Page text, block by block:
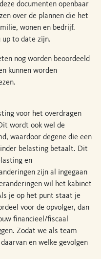
documenten openbaar
over de plannen die het
wonen en bedrijf.
up to date zijn.
nog worden beoordeeld
kunnen worden
voor het overdragen
wordt ook wel de
waardoor degene die een
belasting betaalt. Dit
en
zijn al ingegaan
wil het kabinet
je op het punt staat je
voor de opvolger, dan
financieel/fiscaal
Zodat we als team
en welke gevolgen